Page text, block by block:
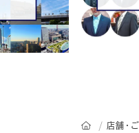
オーダー
店舗・